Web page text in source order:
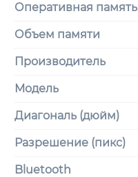
Оперативная память
Объем памяти
Производитель
Модель
Диагональ (дюйм)
Разрешение (пикс)
Bluetooth